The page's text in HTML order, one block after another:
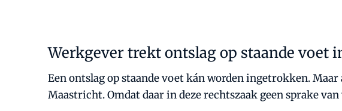
Werkgever trekt ontslag op staande voet
Een ontslag op staande voet kán worden ingetrokken.
Maastricht. Omdat daar in deze rechtszaak geen sprake